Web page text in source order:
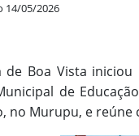
14/05/2026
de Boa Vista
de
no Murupu, e